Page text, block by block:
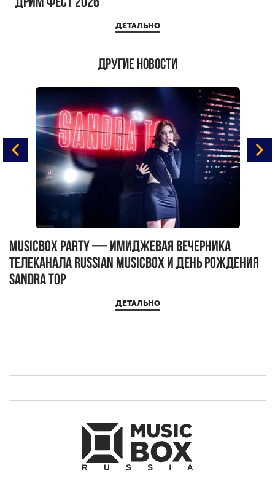
ДЕТАЛЬНО
Другие новости
MUSICBOX PARTY — имиджевая вечерника
телеканала RUSSIAN MUSICBOX и день рождения
Sandra Top
ДЕТАЛЬНО